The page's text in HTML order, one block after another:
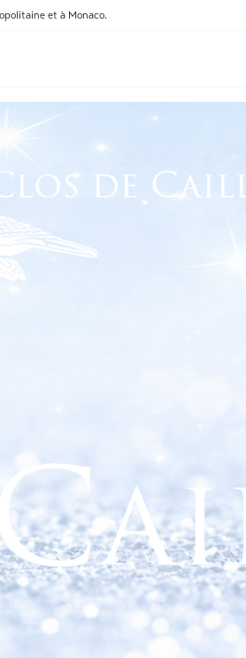
et à Monaco.
de